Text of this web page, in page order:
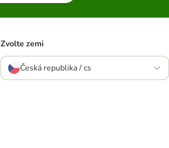
Zvolte zemi
Česká republika / cs